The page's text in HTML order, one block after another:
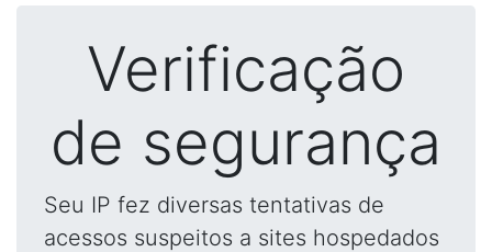
Verificação
de segurança
Seu IP fez diversas tentativas de
acessos suspeitos a sites hospedados